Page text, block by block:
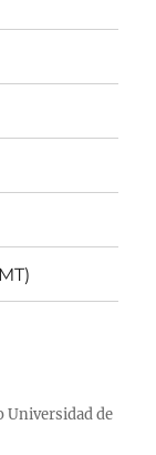
DE
EN
Universidad de